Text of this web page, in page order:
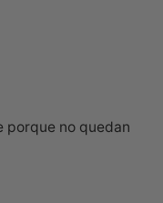
porque no quedan